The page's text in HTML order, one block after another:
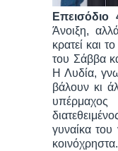
Επεισόδιο
Άνοιξη,
κρατεί και
του Σάββα
Η Λυδία,
βάλουν κι
γυναίκα του
κοινόχρηστα.